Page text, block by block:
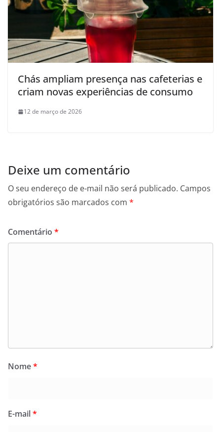
Chás ampliam presença nas cafeterias e
criam novas experiências de consumo
12 de março de 2026
Deixe um comentário
O seu endereço de e-mail não será publicado. Campos
obrigatórios são marcados com *
Comentário *
Nome*
E-mail*